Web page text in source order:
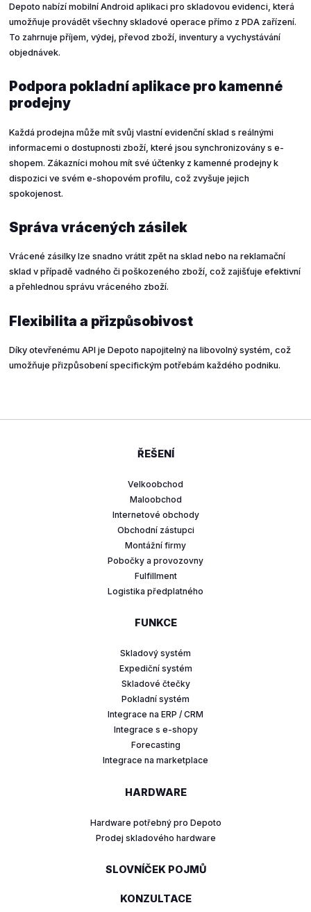
Depoto nabízí mobilní Android aplikaci pro skladovou evidenci, která
umožňuje provádět všechny skladové operace přímo z PDA zařízení.
To zahrnuje příjem, výdej, převod zboží, inventury a vychystávání
objednávek.
Podpora pokladní aplikace pro kamenné
prodejny
Každá prodejna může mít svůj vlastní evidenční sklad s reálnými
informacemi o dostupnosti zboží, které jsou synchronizovány s e-
shopem. Zákazníci mohou mít své účtenky z kamenné prodejny k
dispozici ve svém e-shopovém profilu, což zvyšuje jejich
spokojenost.
Správa vrácených zásilek
Vrácené zásilky lze snadno vrátit zpět na sklad nebo na reklamační
sklad v případě vadného či poškozeného zboží, což zajišťuje efektivní
a přehlednou správu vráceného zboží.
Flexibilita a přizpůsobivost
Díky otevřenému API je Depoto napojitelný na libovolný systém, což
umožňuje přizpůsobení specifickým potřebám každého podniku.
ŘEŠENÍ
Velkoobchod
Maloobchod
Internetové obchody
Obchodní zástupci
Montážní firmy
Pobočky a provozovny
Fulfillment
Logistika předplatného
FUNKCE
Skladový systém
Expediční systém
Skladové čtečky
Pokladní systém
Integrace na ERP / CRM
Integrace s e-shopy
Forecasting
Integrace na marketplace
HARDWARE
Hardware potřebný pro Depoto
Prodej skladového hardware
SLOVNÍČEK POJMŮ
KONZULTACE